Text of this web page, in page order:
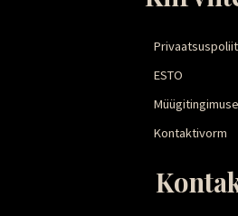
ESTO
Kontaktivorm